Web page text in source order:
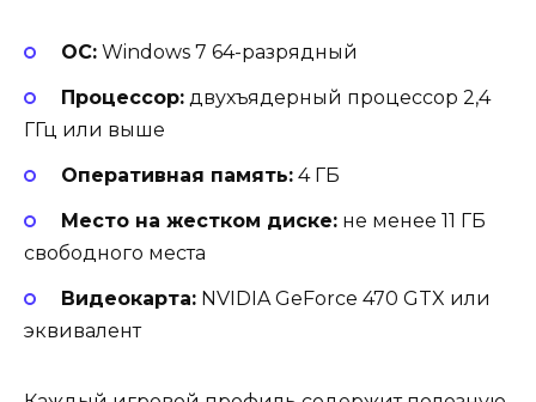
ОС:Windows 7 64-разрядный
Процессор:двухъядерный процессор 2,4
ГГц или выше
Оперативная память:4 ГБ
Место на жестком диске:не менее 11 ГБ
свободного места
Видеокарта:NVIDIA GeForce 470 GTX или
эквивалент